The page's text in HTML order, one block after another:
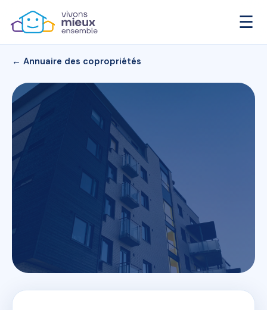
☰
← Annuaire des copropriétés